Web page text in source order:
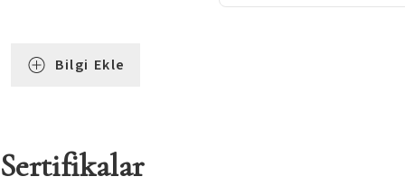
Bilgi Ekle
Sertifikalar